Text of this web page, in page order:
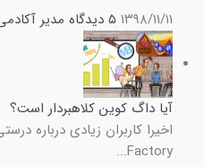
۱۳۹۸/۱۱/۱۱ ۵ دیدگاه مدیر
آیا داگ کوین کلاهبردار است؟
Factory...